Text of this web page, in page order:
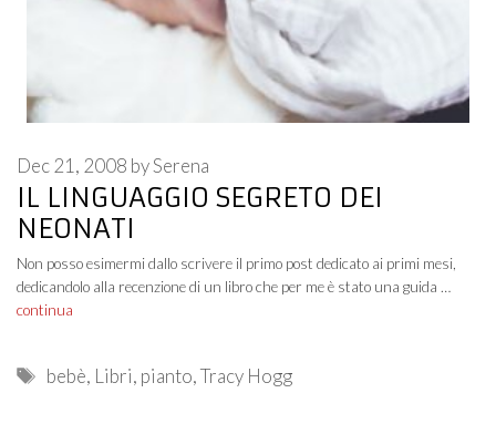
IL LINGUAGGIO SEGRETO DEI
NEONATI
Dec 21, 2008 bySerena
Non posso esimermi dallo scrivere il primo post dedicato ai primi mesi,
dedicandolo alla recenzione di un libro che per me è stato una guida …
continua
Tags
bebè, Libri, pianto,Tracy Hogg